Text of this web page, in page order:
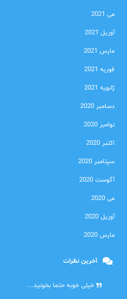
می 2021
آوریل 2021
مارس 2021
فوریه 2021
ژانویه 2021
دسامبر 2020
نوامبر 2020
اکتبر 2020
سپتامبر 2020
آگوست 2020
می 2020
آوریل 2020
مارس 2020
آخرین نظرات
خیلی خوبه حتما بخونید...